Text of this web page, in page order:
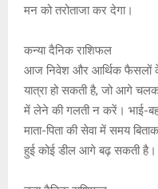
मन को तरोताजा कर देगा।
कन्या दैनिक राशिफल
आज निवेश और आर्थिक फैसलों
यात्रा हो सकती है, जो आगे
में लेने की गलती न करें। भाई-
माता-पिता की सेवा में समय
हुई कोई डील आगे बढ़ सकती है।